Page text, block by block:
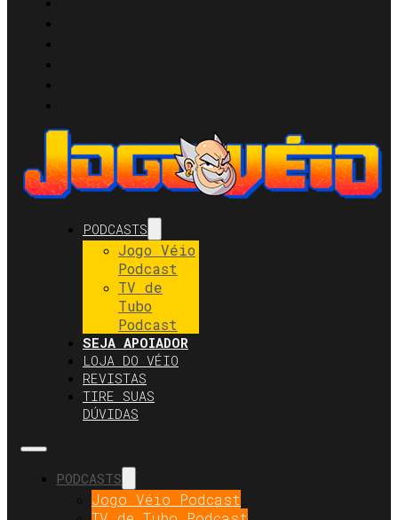
PODCASTS
Jogo Véio
Podcast
TV de
Tubo
Podcast
SEJA APOIADOR
LOJA DO VÉIO
REVISTAS
TIRE SUAS
DÚVIDAS
PODCASTS
Jogo Véio Podcast